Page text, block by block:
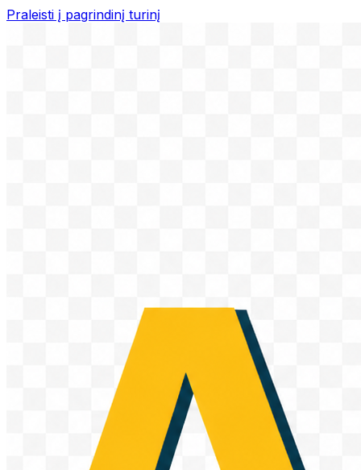
Praleisti į pagrindinį turinį